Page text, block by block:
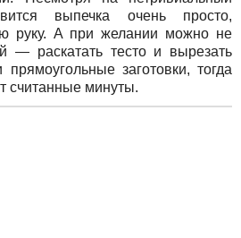
выпечка очень просто,
руку. А при желании можно не
— раскатать тесто и вырезать
заготовки, тогда
считанные минуты.